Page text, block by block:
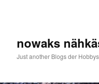
nowaks
Just another Blogs der